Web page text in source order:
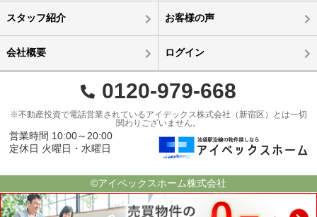
スタッフ紹介 お客様の声
会社概要 ログイン
0120-979-668
※不動産投資で電話営業されているアイデックス株式会社（新宿区）とは一切
関わりございません。
営業時間 10:00～20:00
定休日 火曜日・水曜日
©アイベックスホーム株式会社